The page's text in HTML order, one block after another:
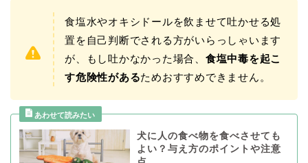
食塩水やオキシドールを飲ませて吐かせる処
置を自己判断でされる方がいらっしゃいます
が、もし吐かなかった場合、 食塩中毒を起こ
す危険性があるためおすすめできません。
犬に人の食べ物を食べさせても
よい？与え方のポイントや注意